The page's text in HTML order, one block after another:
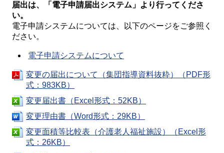
届出は、「電子申請届出システム」より行ってくださ
い。
電子申請システムについては、以下のページをご参照く
ださい。
電子申請システムについて
変更の届出について（集団指導資料抜粋）（PDF形
式：983KB）
変更届出書（Excel形式：52KB）
変更理由書（Word形式：29KB）
変更面積等比較表（介護老人福祉施設）（Excel形
式：26KB）